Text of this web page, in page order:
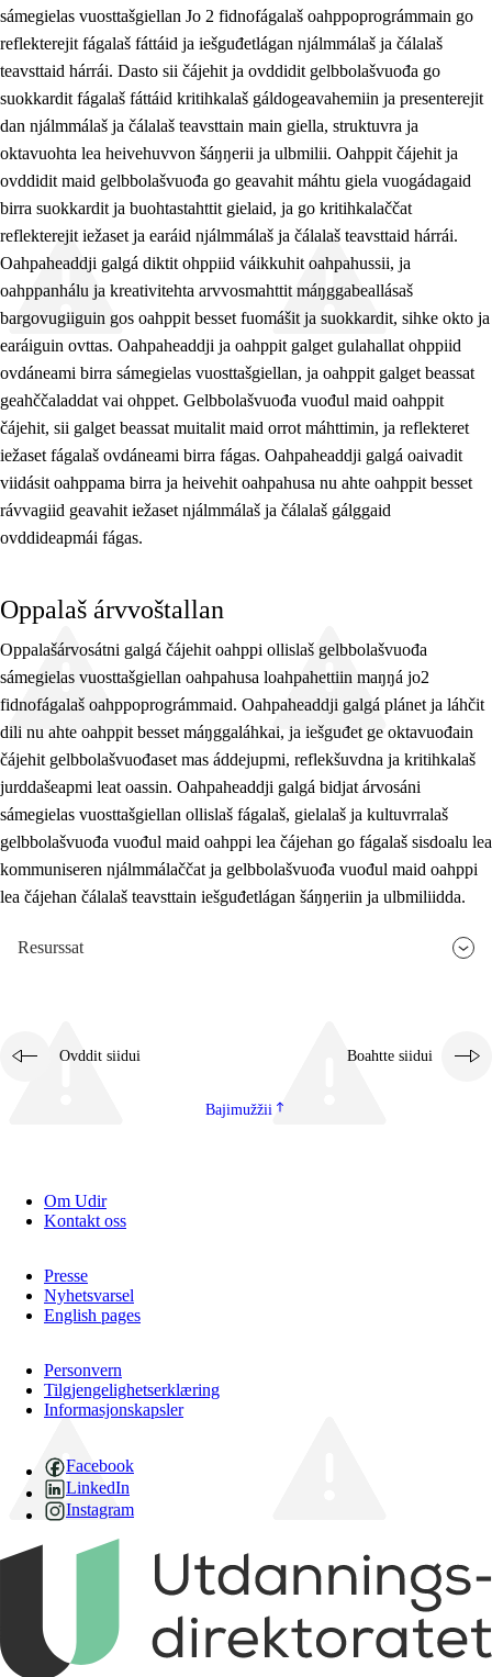
sámegielas vuosttašgiellan Jo 2 fidnofágalaš oahppoprográmmain go
reflekterejit fágalaš fáttáid ja iešguđetlágan njálmmálaš ja čálalaš
teavsttaid hárrái. Dasto sii čájehit ja ovddidit gelbbolašvuođa go
suokkardit fágalaš fáttáid kritihkalaš gáldogeavahemiin ja presenterejit
dan njálmmálaš ja čálalaš teavsttain main giella, struktuvra ja
oktavuohta lea heivehuvvon šáŋŋerii ja ulbmilii. Oahppit čájehit ja
ovddidit maid gelbbolašvuođa go geavahit máhtu giela vuogádagaid
birra suokkardit ja buohtastahttit gielaid, ja go kritihkalaččat
reflekterejit iežaset ja earáid njálmmálaš ja čálalaš teavsttaid hárrái.
Oahpaheaddji galgá diktit ohppiid váikkuhit oahpahussii, ja
oahppanhálu ja kreativitehta arvvosmahttit máŋggabeallásaš
bargovugiiguin gos oahppit besset fuomášit ja suokkardit, sihke okto ja
earáiguin ovttas. Oahpaheaddji ja oahppit galget gulahallat ohppiid
ovdáneami birra sámegielas vuosttašgiellan, ja oahppit galget beassat
geahččaladdat vai ohppet. Gelbbolašvuođa vuođul maid oahppit
čájehit, sii galget beassat muitalit maid orrot máhttimin, ja reflekteret
iežaset fágalaš ovdáneami birra fágas. Oahpaheaddji galgá oaivadit
viidásit oahppama birra ja heivehit oahpahusa nu ahte oahppit besset
rávvagiid geavahit iežaset njálmmálaš ja čálalaš gálggaid
ovddideapmái fágas.
Oppalaš árvvoštallan
Oppalašárvosátni galgá čájehit oahppi ollislaš gelbbolašvuođa
sámegielas vuosttašgiellan oahpahusa loahpahettiin maŋŋá jo2
fidnofágalaš oahppoprográmmaid. Oahpaheaddji galgá plánet ja láhčit
dili nu ahte oahppit besset máŋggaláhkai, ja iešguđet ge oktavuođain
čájehit gelbbolašvuođaset mas áddejupmi, reflekšuvdna ja kritihkalaš
jurddašeapmi leat oassin. Oahpaheaddji galgá bidjat árvosáni
sámegielas vuosttašgiellan ollislaš fágalaš, gielalaš ja kultuvrralaš
gelbbolašvuođa vuođul maid oahppi lea čájehan go fágalaš sisdoalu lea
kommuniseren njálmmálaččat ja gelbbolašvuođa vuođul maid oahppi
lea čájehan čálalaš teavsttain iešguđetlágan šáŋŋeriin ja ulbmiliidda.
Resurssat
Ovddit siidui Boahtte siidui
Bajimužžii
Om Udir
Kontakt oss
Presse
Nyhetsvarsel
English pages
Personvern
Tilgjengelighetserklæring
Informasjonskapsler
Facebook
LinkedIn
Instagram